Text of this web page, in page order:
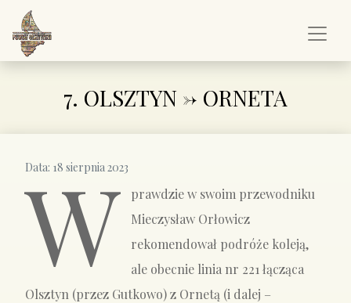
7. OLSZTYN -> ORNETA
Data: 18 sierpnia 2023
W
prawdzie w swoim przewodniku
Mieczysław Orłowicz
rekomendował podróże koleją,
ale obecnie linia nr 221 łącząca
Olsztyn (przez Gutkowo) z Ornetą (i dalej –